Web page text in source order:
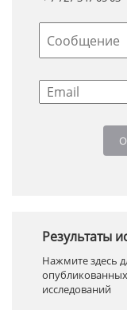
Результаты
Нажмите здесь
исследований